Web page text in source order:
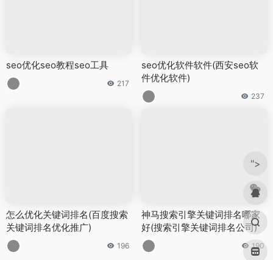
seo优化seo教程seo工具
217
seo优化软件软件(西安seo软
件优化软件)
237
怎么优化关键词排名(百度搜索
关键词排名优化推广)
196
神马搜索引擎关键词排名哪家
好(搜索引擎关键词排名公司)
190
">